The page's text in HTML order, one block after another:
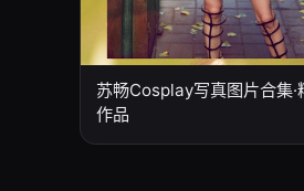
苏畅Cosplay写真图片合集·
作品